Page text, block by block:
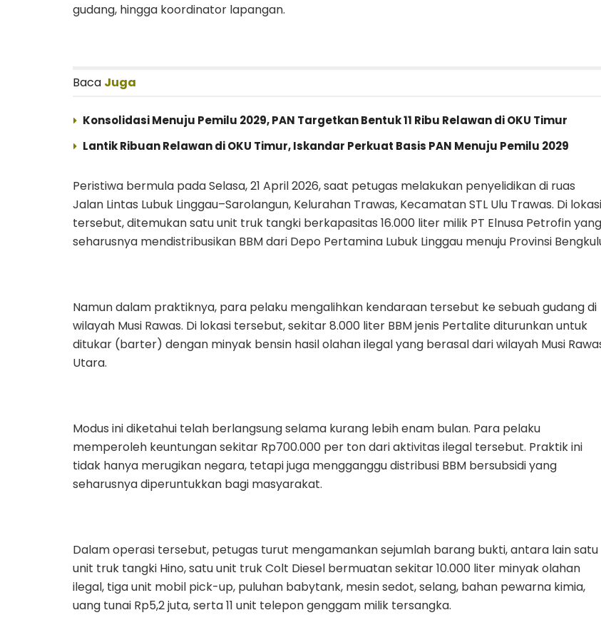
gudang, hingga koordinator lapangan.
Baca Juga
Konsolidasi Menuju Pemilu 2029, PAN Targetkan Bentuk 11 Ribu Relawan di OKU Timur
Lantik Ribuan Relawan di OKU Timur, Iskandar Perkuat Basis PAN Menuju Pemilu 2029
Peristiwa bermula pada Selasa, 21 April 2026, saat petugas melakukan penyelidikan di ruas
Jalan Lintas Lubuk Linggau–Sarolangun, Kelurahan Trawas, Kecamatan STL Ulu Trawas. Di lokasi
tersebut, ditemukan satu unit truk tangki berkapasitas 16.000 liter milik PT Elnusa Petrofin yang
seharusnya mendistribusikan BBM dari Depo Pertamina Lubuk Linggau menuju Provinsi
Namun dalam praktiknya, para pelaku mengalihkan kendaraan tersebut ke sebuah gudang di
wilayah Musi Rawas. Di lokasi tersebut, sekitar 8.000 liter BBM jenis Pertalite diturunkan untuk
ditukar (barter) dengan minyak bensin hasil olahan ilegal yang berasal dari wilayah Musi
Utara.
Modus ini diketahui telah berlangsung selama kurang lebih enam bulan. Para pelaku
memperoleh keuntungan sekitar Rp700.000 per ton dari aktivitas ilegal tersebut. Praktik ini
tidak hanya merugikan negara, tetapi juga mengganggu distribusi BBM bersubsidi yang
seharusnya diperuntukkan bagi masyarakat.
Dalam operasi tersebut, petugas turut mengamankan sejumlah barang bukti, antara lain satu
unit truk tangki Hino, satu unit truk Colt Diesel bermuatan sekitar 10.000 liter minyak olahan
ilegal, tiga unit mobil pick-up, puluhan babytank, mesin sedot, selang, bahan pewarna kimia,
uang tunai Rp5,2 juta, serta 11 unit telepon genggam milik tersangka.